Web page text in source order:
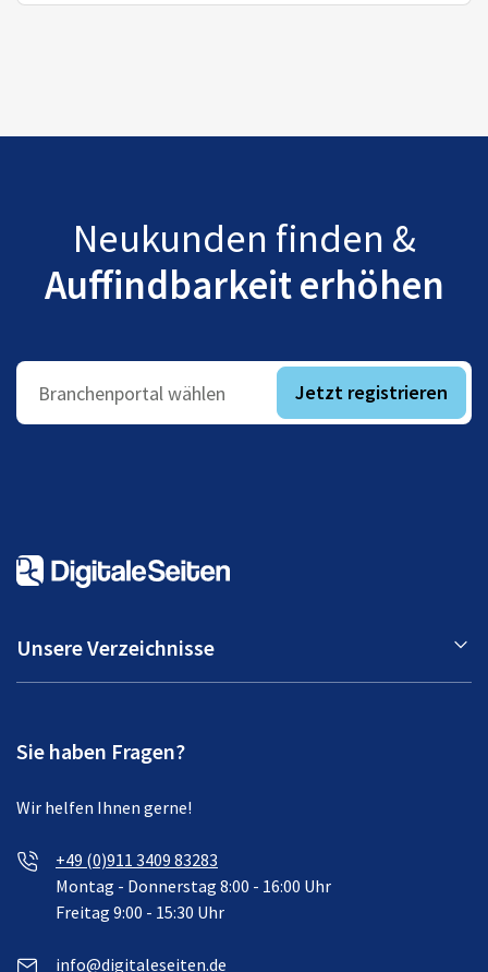
Neukunden finden &
Auffindbarkeit erhöhen
Branchenportal wählen Jetzt registrieren
Unsere Verzeichnisse
Sie haben Fragen?
Wir helfen Ihnen gerne!
+49 (0)911 3409 83283
Montag - Donnerstag 8:00 - 16:00 Uhr
Freitag 9:00 - 15:30 Uhr
info@digitaleseiten.de